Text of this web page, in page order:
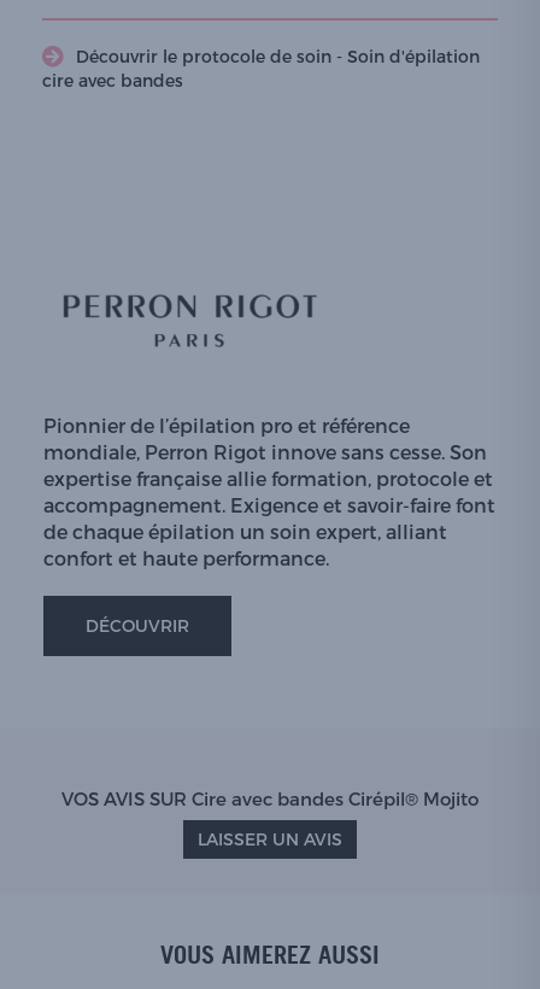
Découvrir le protocole de soin - Soin d'épilation
cire avec bandes
Pionnier de l’épilation pro et référence
mondiale, Perron Rigot innove sans cesse. Son
expertise française allie formation, protocole et
accompagnement. Exigence et savoir-faire font
de chaque épilation un soin expert, alliant
confort et haute performance.
DÉCOUVRIR
VOS AVIS SUR Cire avec bandes Cirépil® Mojito
LAISSER UN AVIS
VOUS AIMEREZ AUSSI